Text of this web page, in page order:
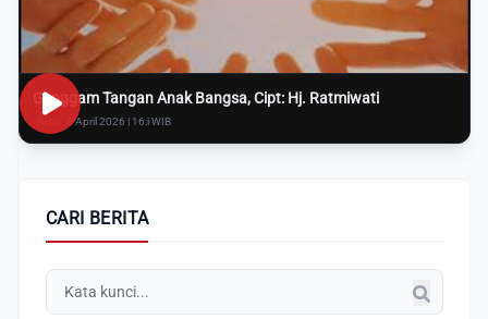
Genggam Tangan Anak Bangsa, Cipt: Hj. Ratmiwati
Rabu, 8 April 2026 | 16:i WIB
CARI BERITA